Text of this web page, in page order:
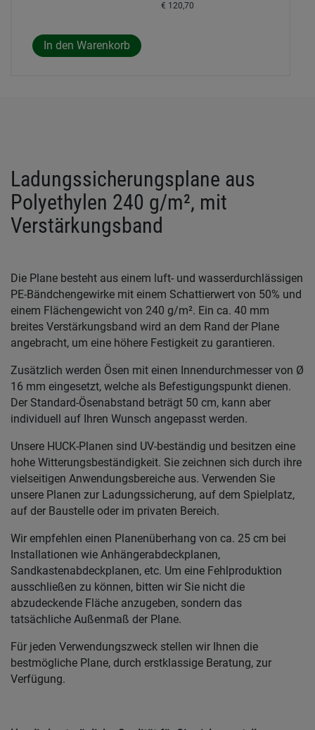
€ 120,70
Ladungssicherungsplane aus
Polyethylen 240 g/m², mit
Verstärkungsband
Die Plane besteht aus einem luft- und wasserdurchlässigen
PE-Bändchengewirke mit einem Schattierwert von 50% und
einem Flächengewicht von 240 g/m². Ein ca. 40 mm
breites Verstärkungsband wird an dem Rand der Plane
angebracht, um eine höhere Festigkeit zu garantieren.
Zusätzlich werden Ösen mit einen Innendurchmesser von Ø
16 mm eingesetzt, welche als Befestigungspunkt dienen.
Der Standard-Ösenabstand beträgt 50 cm, kann aber
individuell auf Ihren Wunsch angepasst werden.
Unsere HUCK-Planen sind UV-beständig und besitzen eine
hohe Witterungsbeständigkeit. Sie zeichnen sich durch ihre
vielseitigen Anwendungsbereiche aus. Verwenden Sie
unsere Planen zur Ladungssicherung, auf dem Spielplatz,
auf der Baustelle oder im privaten Bereich.
Wir empfehlen einen Planenüberhang von ca. 25 cm bei
Installationen wie Anhängerabdeckplanen,
Sandkastenabdeckplanen, etc. Um eine Fehlproduktion
ausschließen zu können, bitten wir Sie nicht die
abzudeckende Fläche anzugeben, sondern das
tatsächliche Außenmaß der Plane.
Für jeden Verwendungszweck stellen wir Ihnen die
bestmögliche Plane, durch erstklassige Beratung, zur
Verfügung.